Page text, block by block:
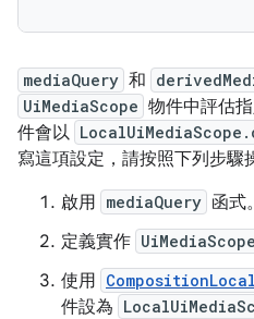
mediaQuery 和
UiMediaScope 物件中評估
件會以
寫這項設定，請按照下列步驟
啟用 mediaQuery 函式。
定義實作 UiMediaScope
使用
件設為